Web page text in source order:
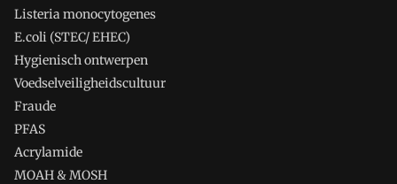
Listeria monocytogenes
E.coli (STEC/ EHEC)
Hygienisch ontwerpen
Voedselveiligheidscultuur
Fraude
PFAS
Acrylamide
MOAH & MOSH